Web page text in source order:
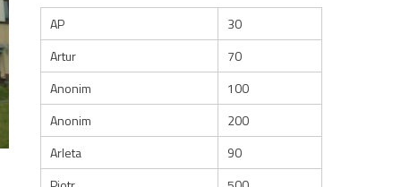
AP
30
Artur
70
Anonim
100
Anonim
200
Arleta
90